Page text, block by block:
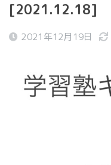
[2021.12.18]
2021年12月19日